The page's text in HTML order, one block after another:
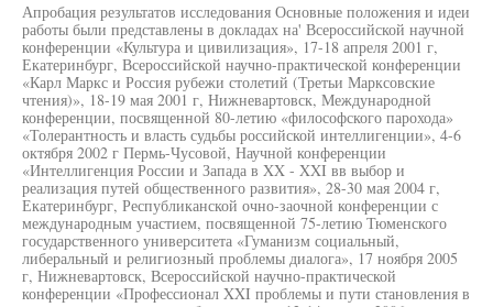
Апробация результатов исследования Основные положения и идеи
работы были представлены в докладах на' Всероссийской научной
конференции «Культура и цивилизация», 17-18 апреля 2001 г,
Екатеринбург, Всероссийской научно-практической конференции
«Карл Маркс и Россия рубежи столетий (Третьи Марксовские
чтения)», 18-19 мая 2001 г, Нижневартовск, Международной
конференции, посвященной 80-летию «философского парохода»
«Толерантность и власть судьбы российской интеллигенции», 4-6
октября 2002 г Пермь-Чусовой, Научной конференции
«Интеллигенция России и Запада в XX - XXI вв выбор и
реализация путей общественного развития», 28-30 мая 2004 г,
Екатеринбург, Республиканской очно-заочной конференции с
международным участием, посвященной 75-летию Тюменского
государственного университета «Гуманизм социальный,
либеральный и религиозный проблемы диалога», 17 ноября 2005
г, Нижневартовск, Всероссийской научно-практической
конференции «Профессионал XXI проблемы и пути становления в